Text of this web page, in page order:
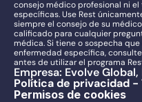
consejo médico profesional ni
específicas. Use Rest
siempre el consejo de su
calificado para cualquier
médica. Si tiene o sospecha
enfermedad específica,
antes de utilizar el programa
Empresa: Evolve Global,
Política de privacidad
Permisos de cookies